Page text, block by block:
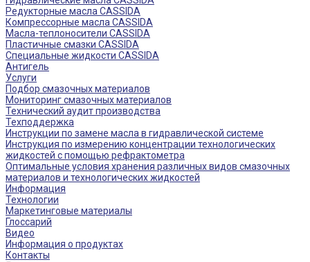
Редукторные масла CASSIDA
Компрессорные масла CASSIDA
Масла-теплоносители CASSIDA
Пластичные смазки CASSIDA
Специальные жидкости CASSIDA
Антигель
Услуги
Подбор смазочных материалов
Мониторинг смазочных материалов
Технический аудит производства
Техподдержка
Инструкции по замене масла в гидравлической системе
Инструкция по измерению концентрации технологических
жидкостей с помощью рефрактометра
Оптимальные условия хранения различных видов смазочных
материалов и технологических жидкостей
Информация
Технологии
Маркетинговые материалы
Глоссарий
Видео
Информация о продуктах
Контакты